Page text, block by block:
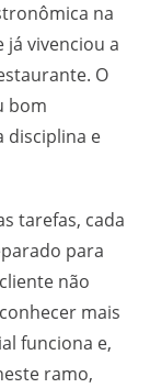
na
já vivenciou a
O
bom
disciplina e
tarefas, cada
para
não
mais
funciona e,
ramo,